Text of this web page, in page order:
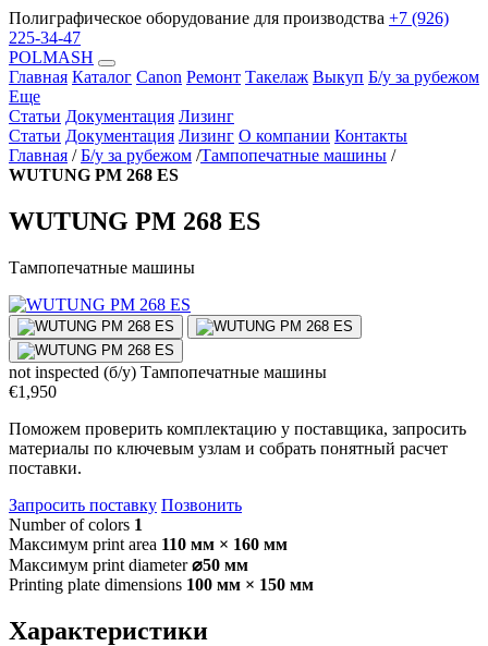
Полиграфическое оборудование для производства +7 (926)
225-34-47
POLMASH
Главная Каталог Canon Ремонт Такелаж Выкуп Б/у за рубежом
Еще
Статьи Документация Лизинг
Статьи Документация Лизинг О компании Контакты
Главная / Б/у за рубежом /Тампопечатные машины /
WUTUNG PM 268 ES
WUTUNG PM 268 ES
Тампопечатные машины
not inspected (б/у) Тампопечатные машины
€1,950
Поможем проверить комплектацию у поставщика, запросить
материалы по ключевым узлам и собрать понятный расчет
поставки.
Запросить поставку Позвонить
Number of colors 1
Максимум print area 110 мм × 160 мм
Максимум print diameter ⌀50 мм
Printing plate dimensions 100 мм × 150 мм
Характеристики